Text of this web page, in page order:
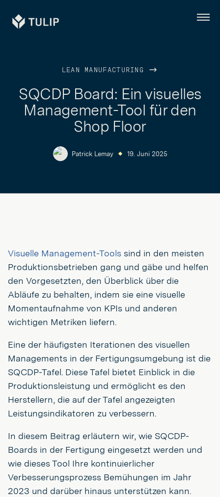
Tulip Menü
LEAN MANUFACTURING
SQCDP Board: Ein visuelles
Management-Tool für den
Shop Floor
Patrick Lemay 19. Juni 2025
Visuelle Management-Tools sind in den meisten
Produktionsbetrieben gang und gäbe und helfen
den Vorgesetzten, den Überblick über die
Abläufe zu behalten, indem sie eine visuelle
Momentaufnahme von KPIs und anderen
wichtigen Metriken liefern.
Eine der häufigsten Iterationen des visuellen
Managements in der Fertigungsumgebung ist die
SQCDP-Tafel. Diese Tafel bietet Einblick in die
Produktionsleistung und ermöglicht es den
Herstellern, die auf der Tafel angezeigten
Leistungsindikatoren zu verbessern.
In diesem Beitrag erläutern wir, wie SQCDP-
Boards in der Fertigung eingesetzt werden und
wie dieses Tool Ihre kontinuierlicher
Verbesserungsprozess Bemühungen im Jahr
2023 und darüber hinaus unterstützen kann.